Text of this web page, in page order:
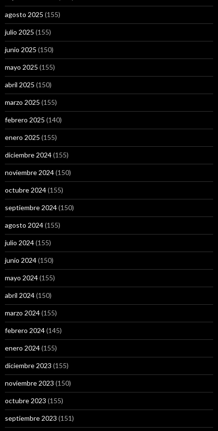
agosto 2025 (155)
julio 2025 (155)
junio 2025 (150)
mayo 2025 (155)
abril 2025 (150)
marzo 2025 (155)
febrero 2025 (140)
enero 2025 (155)
diciembre 2024(155)
noviembre 2024(150)
octubre 2024(155)
septiembre 2024(150)
agosto 2024(155)
julio 2024(155)
junio 2024(150)
mayo 2024(155)
abril 2024(150)
marzo 2024(155)
febrero 2024(145)
enero 2024(155)
diciembre 2023 (155)
noviembre 2023 (150)
octubre 2023 (155)
septiembre 2023 (151)